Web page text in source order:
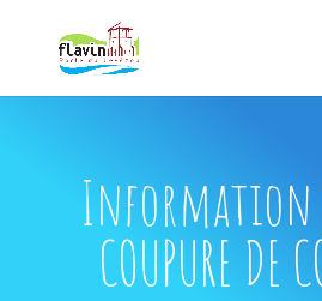
Information
COUPURE DE